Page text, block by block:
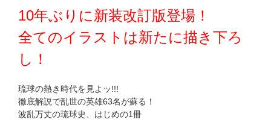
10年ぶりに新装改訂版登場！
全てのイラストは新たに描き下ろ
し！
琉球の熱き時代を見よッ!!!
徹底解説で乱世の英雄63名が蘇る！
波乱万丈の琉球史、はじめの1冊